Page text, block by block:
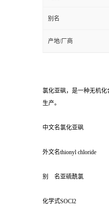
别名
产地/厂商
氯化亚砜，是一种无机
生产。
中文名氯化亚砜
外文名thionyl chloride
别 名亚硫酰氯
化学式SOCl2